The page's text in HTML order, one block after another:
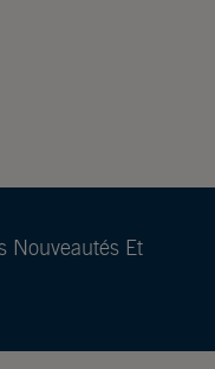
Nouveautés Et